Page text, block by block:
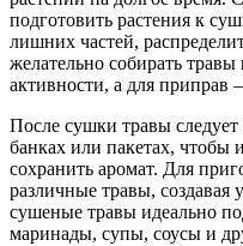
подготовить растения к
лишних частей,
желательно собирать
активности, а для приправ
После сушки травы
банках или пакетах, чтобы
сохранить аромат. Для
различные травы,
сушеные травы идеально
маринады, супы, соусы и